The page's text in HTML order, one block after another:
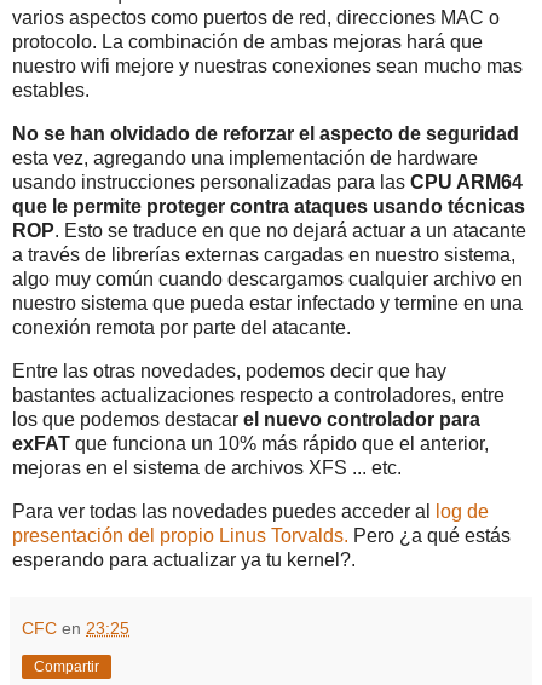
varios aspectos como puertos de red, direcciones MAC o
protocolo. La combinación de ambas mejoras hará que
nuestro wifi mejore y nuestras conexiones sean mucho mas
estables.
No se han olvidado de reforzar el aspecto de seguridad
esta vez, agregando una implementación de hardware
usando instrucciones personalizadas para las CPU ARM64
que le permite proteger contra ataques usando técnicas
ROP. Esto se traduce en que no dejará actuar a un atacante
a través de librerías externas cargadas en nuestro sistema,
algo muy común cuando descargamos cualquier archivo en
nuestro sistema que pueda estar infectado y termine en una
conexión remota por parte del atacante.
Entre las otras novedades, podemos decir que hay
bastantes actualizaciones respecto a controladores, entre
los que podemos destacar el nuevo controlador para
exFAT que funciona un 10% más rápido que el anterior,
mejoras en el sistema de archivos XFS ... etc.
Para ver todas las novedades puedes acceder al
log de
presentación del propio Linus Torvalds. Pero ¿a qué estás
esperando para actualizar ya tu kernel?.
CFC en 23:25
Compartir